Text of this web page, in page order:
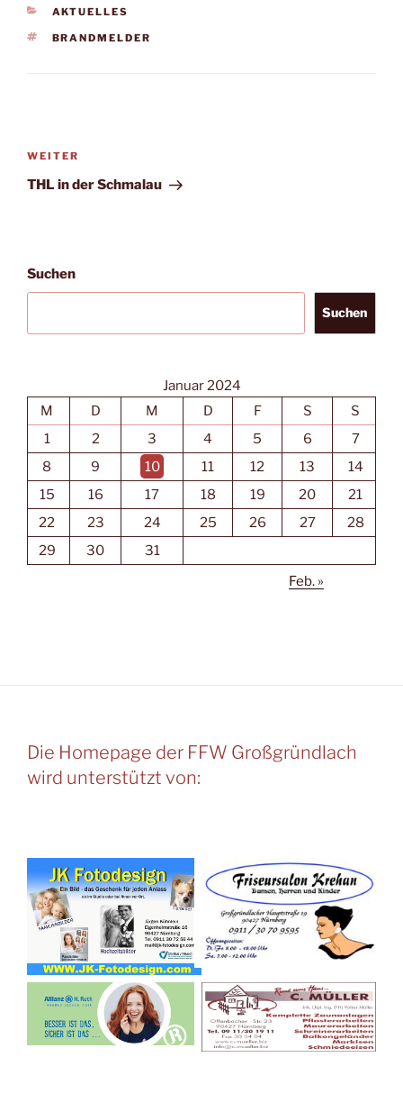
KATEGORIEN
AKTUELLES
SCHLAGWÖRTER
BRANDMELDER
Nächster
Beitrag
WEITER
THL in der Schmalau
Suchen
Suchen
Januar 2024
M
D M D F S
S
1
2 3 4 5 6
7
8
9 10 11 12 13
14
15
16 17 18 19 20
21
22
23 24 25 26 27
28
29
30
31
Feb. »
Die Homepage der FFW Großgründlach
wird unterstützt von: